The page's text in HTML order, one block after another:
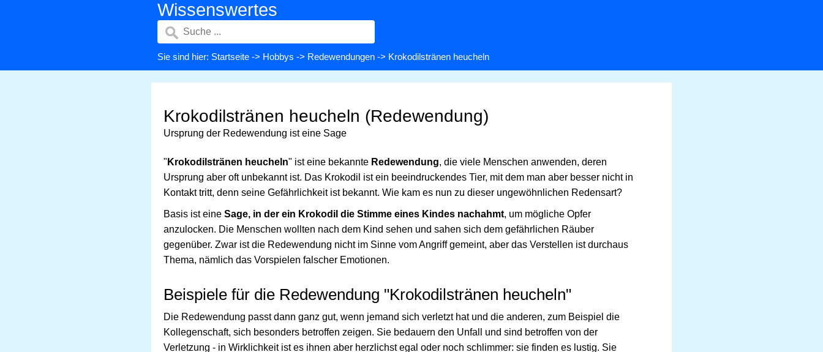
Wissenswertes
Sie sind hier: Startseite -> Hobbys -> Redewendungen -> Krokodilstränen heucheln
Krokodilstränen heucheln (Redewendung)
Ursprung der Redewendung ist eine Sage
" Krokodilstränen heucheln" ist eine bekannte Redewendung, die viele Menschen anwenden, deren
Ursprung aber oft unbekannt ist. Das Krokodil ist ein beeindruckendes Tier, mit dem man aber besser nicht in
Kontakt tritt, denn seine Gefährlichkeit ist bekannt. Wie kam es nun zu dieser ungewöhnlichen Redensart?
Basis ist eine Sage, in der ein Krokodil die Stimme eines Kindes nachahmt, um mögliche Opfer
anzulocken. Die Menschen wollten nach dem Kind sehen und sahen sich dem gefährlichen Räuber
gegenüber. Zwar ist die Redewendung nicht im Sinne vom Angriff gemeint, aber das Verstellen ist durchaus
Thema, nämlich das Vorspielen falscher Emotionen.
Beispiele für die Redewendung "Krokodilstränen heucheln"
Die Redewendung passt dann ganz gut, wenn jemand sich verletzt hat und die anderen, zum Beispiel die
Kollegenschaft, sich besonders betroffen zeigen. Sie bedauern den Unfall und sind betroffen von der
Verletzung - in Wirklichkeit ist es ihnen aber herzlichst egal oder noch schlimmer: sie finden es lustig. Sie